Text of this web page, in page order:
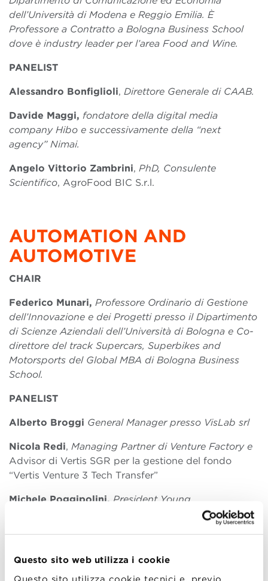
Questo sito web utilizza i cookie
Questo sito utilizza cookie tecnici e, previo
dell’Università di Modena e Reggio Emilia. È
Professore a Contratto a Bologna Business School
dove è industry leader per l’area Food and Wine.
PANELIST
Alessandro Bonfiglioli, Direttore Generale di CAAB.
Davide Maggi, fondatore della digital media
company Hibo e successivamente della “next
agency” Nimai.
Angelo Vittorio Zambrini, PhD, Consulente
Scientifico, AgroFood BIC S.r.l.
AUTOMATION AND
AUTOMOTIVE
CHAIR
Federico Munari, Professore Ordinario di Gestione
dell’Innovazione e dei Progetti presso il Dipartimento
di Scienze Aziendali dell’Università di Bologna e Co-
direttore del track Supercars, Superbikes and
Motorsports del Global MBA di Bologna Business
School.
PANELIST
Alberto Broggi General Manager presso VisLab srl
Nicola Redi, Managing Partner di Venture Factory e
Advisor di Vertis SGR per la gestione del fondo
“Vertis Venture 3 Tech Transfer”
Michele Poggipolini, President Young
, Confindustria Emilia e
Executive Director e CEO di Poggipolini SpA.